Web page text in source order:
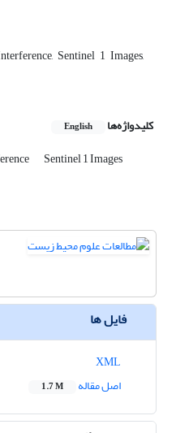
Sentinel 1 Images,
کلیدواژه‌ها English
Sentinel 1 Images
فایل ها
اصل مقاله
1.7 M